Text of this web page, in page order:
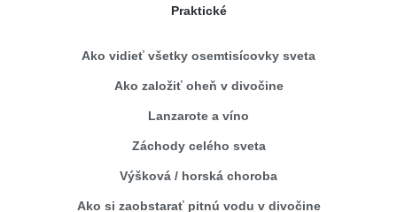
Praktické
Ako vidieť všetky osemtisícovky sveta
Ako založiť oheň v divočine
Lanzarote a víno
Záchody celého sveta
Výšková / horská choroba
Ako si zaobstarať pitnú vodu v divočine